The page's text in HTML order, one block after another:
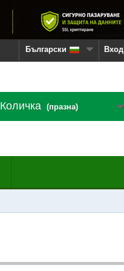
Вход
Български
Количка (празна)